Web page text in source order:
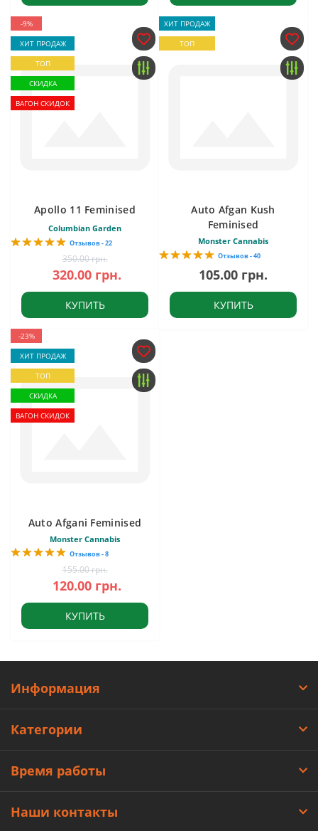
-9%
ХИТ ПРОДАЖ
ТОП
СКИДКА
ВАГОН СКИДОК
Apollo 11 Feminised
Columbian Garden
Отзывов - 22
350.00 грн.
320.00 грн.
КУПИТЬ
ХИТ ПРОДАЖ
ТОП
Auto Afgan Kush
Feminised
Monster Cannabis
Отзывов - 40
105.00 грн.
КУПИТЬ
-23%
ХИТ ПРОДАЖ
ТОП
СКИДКА
ВАГОН СКИДОК
Auto Afgani Feminised
Monster Cannabis
Отзывов - 8
155.00 грн.
120.00 грн.
КУПИТЬ
Информация
Категории
Время работы
Наши контакты